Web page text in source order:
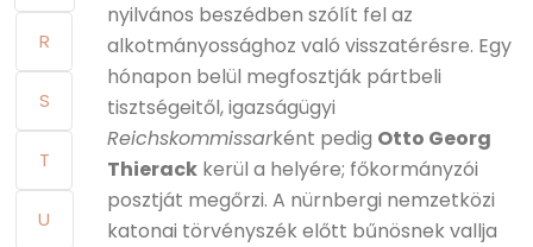
R
S
T
U
nyilvános beszédben szólít fel az
alkotmányossághoz való visszatérésre. Egy
hónapon belül megfosztják pártbeli
tisztségeitől, igazságügyi
Reichskommissarként pedig Otto Georg
Thierackkerül a helyére; főkormányzói
posztját megőrzi. A nürnbergi nemzetközi
katonai törvényszék előtt bűnösnek vallja